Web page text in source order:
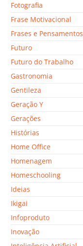
Fotografia
Frase Motivacional
Frases e Pensamentos
Futuro
Futuro do Trabalho
Gastronomia
Gentileza
Geração Y
Gerações
Histórias
Home Office
Homenagem
Homeschooling
Ideias
Ikigai
Infoproduto
Inovação